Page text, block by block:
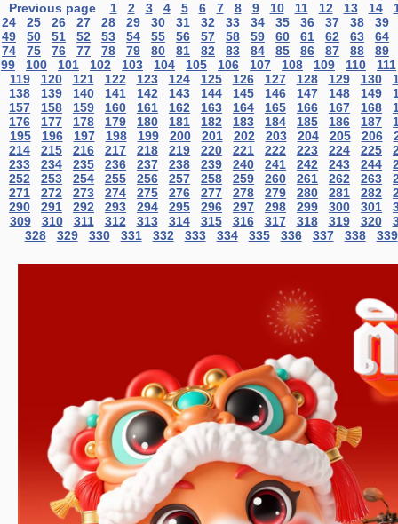
Previous page 1 2 3 4 5 6 7 8 9 10 11 12 13 14
24
25 26 27 28 29 30 31 32 33 34 35 36 37 38
39
49
50 51 52 53 54 55 56 57 58 59 60 61 62 63
64
74
75 76 77 78 79 80 81 82 83 84 85 86 87 88
89
99
100 101 102 103 104 105 106 107 108 109 110
111
119
120 121 122 123 124 125 126 127 128 129 130
138
139 140 141 142 143 144 145 146 147 148 149
157
158 159 160 161 162 163 164 165 166 167 168
176
177 178 179 180 181 182 183 184 185 186 187
195
196 197 198 199 200 201 202 203 204 205 206
214
215 216 217 218 219 220 221 222 223 224 225
233
234 235 236 237 238 239 240 241 242 243 244
252
253 254 255 256 257 258 259 260 261 262 263
271
272 273 274 275 276 277 278 279 280 281 282
290
291 292 293 294 295 296 297 298 299 300 301
309
310 311 312 313 314 315 316 317 318 319 320
328
329 330 331 332 333 334 335 336 337 338 339